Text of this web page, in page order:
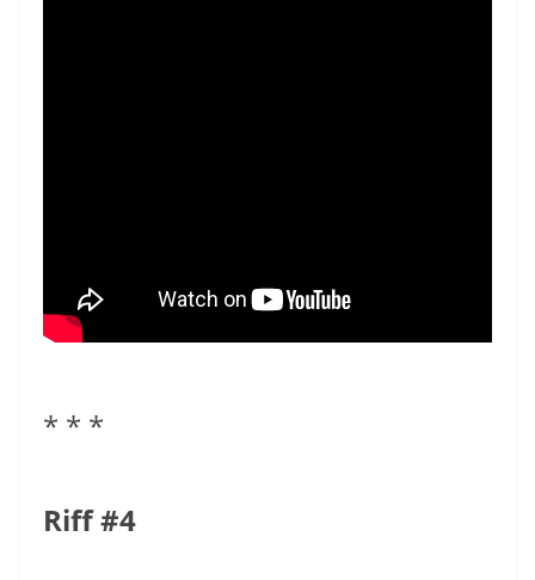
* * *
Riff #4